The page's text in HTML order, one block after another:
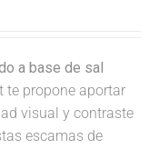
a base de sal
te propone aportar
visual y contraste
escamas de